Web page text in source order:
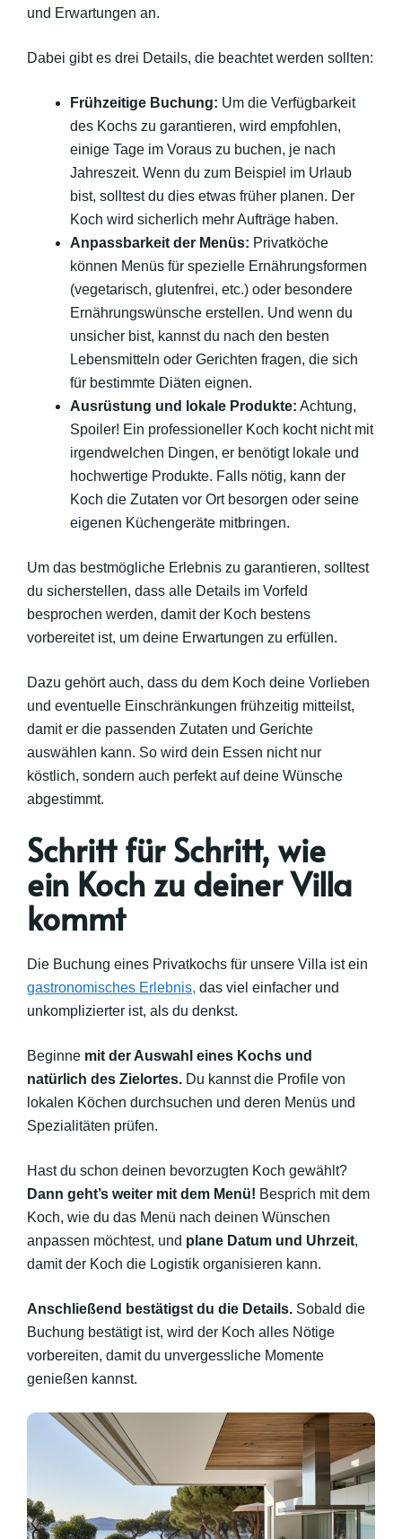
und Erwartungen an.
Dabei gibt es drei Details, die beachtet werden sollten:
Frühzeitige Buchung: Um die Verfügbarkeit
des Kochs zu garantieren, wird empfohlen,
einige Tage im Voraus zu buchen, je nach
Jahreszeit. Wenn du zum Beispiel im Urlaub
bist, solltest du dies etwas früher planen. Der
Koch wird sicherlich mehr Aufträge haben.
Anpassbarkeit der Menüs: Privatköche
können Menüs für spezielle Ernährungsformen
(vegetarisch, glutenfrei, etc.) oder besondere
Ernährungswünsche erstellen. Und wenn du
unsicher bist, kannst du nach den besten
Lebensmitteln oder Gerichten fragen, die sich
für bestimmte Diäten eignen.
Ausrüstung und lokale Produkte: Achtung,
Spoiler! Ein professioneller Koch kocht nicht mit
irgendwelchen Dingen, er benötigt lokale und
hochwertige Produkte. Falls nötig, kann der
Koch die Zutaten vor Ort besorgen oder seine
eigenen Küchengeräte mitbringen.
Um das bestmögliche Erlebnis zu garantieren, solltest
du sicherstellen, dass alle Details im Vorfeld
besprochen werden, damit der Koch bestens
vorbereitet ist, um deine Erwartungen zu erfüllen.
Dazu gehört auch, dass du dem Koch deine Vorlieben
und eventuelle Einschränkungen frühzeitig mitteilst,
damit er die passenden Zutaten und Gerichte
auswählen kann. So wird dein Essen nicht nur
köstlich, sondern auch perfekt auf deine Wünsche
abgestimmt.
Schritt für Schritt, wie
ein Koch zu deiner Villa
kommt
Die Buchung eines Privatkochs für unsere Villa ist ein
gastronomisches Erlebnis, das viel einfacher und
unkomplizierter ist, als du denkst.
Beginne mit der Auswahl eines Kochs und
natürlich des Zielortes. Du kannst die Profile von
lokalen Köchen durchsuchen und deren Menüs und
Spezialitäten prüfen.
Hast du schon deinen bevorzugten Koch gewählt?
Dann geht’s weiter mit dem Menü! Besprich mit dem
Koch, wie du das Menü nach deinen Wünschen
anpassen möchtest, und plane Datum und Uhrzeit,
damit der Koch die Logistik organisieren kann.
Anschließend bestätigst du die Details. Sobald die
Buchung bestätigt ist, wird der Koch alles Nötige
vorbereiten, damit du unvergessliche Momente
genießen kannst.